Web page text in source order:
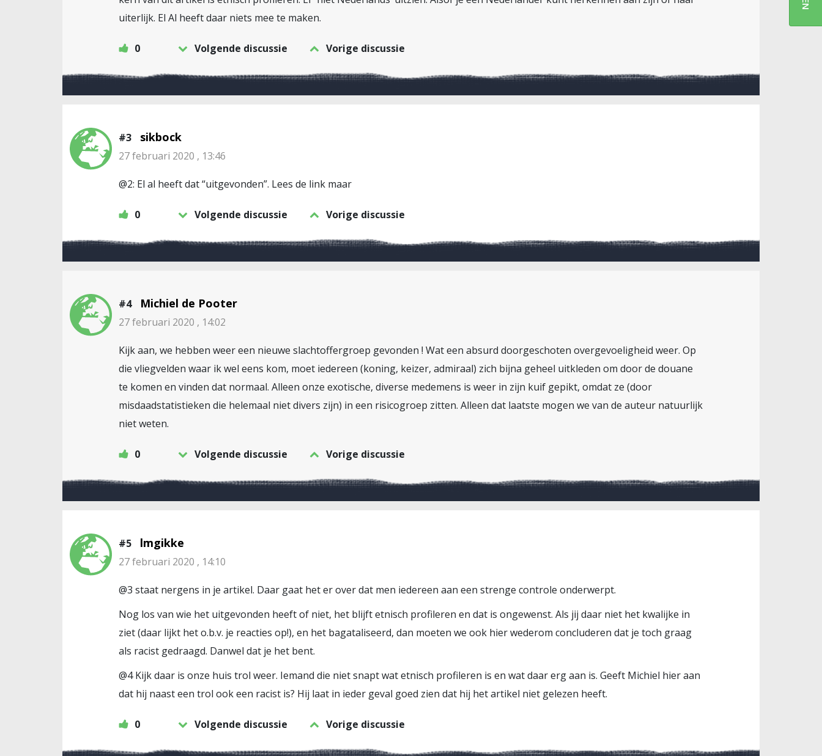
uiterlijk. El Al heeft daar niets mee te maken.
0 Volgende discussie Vorige discussie
#3 sikbock
27 februari 2020 , 13:46
@2: El al heeft dat “uitgevonden”. Lees de link maar
0 Volgende discussie Vorige discussie
#4 Michiel de Pooter
27 februari 2020 , 14:02
Kijk aan, we hebben weer een nieuwe slachtoffergroep gevonden ! Wat een absurd doorgeschoten overgevoeligheid weer. Op
die vliegvelden waar ik wel eens kom, moet iedereen (koning, keizer, admiraal) zich bijna geheel uitkleden om door de douane
te komen en vinden dat normaal. Alleen onze exotische, diverse medemens is weer in zijn kuif gepikt, omdat ze (door
misdaadstatistieken die helemaal niet divers zijn) in een risicogroep zitten. Alleen dat laatste mogen we van de auteur natuurlijk
niet weten.
0 Volgende discussie Vorige discussie
#5 lmgikke
27 februari 2020 , 14:10
@3 staat nergens in je artikel. Daar gaat het er over dat men iedereen aan een strenge controle onderwerpt.
Nog los van wie het uitgevonden heeft of niet, het blijft etnisch profileren en dat is ongewenst. Als jij daar niet het kwalijke in
ziet (daar lijkt het o.b.v. je reacties op!), en het bagataliseerd, dan moeten we ook hier wederom concluderen dat je toch graag
als racist gedraagd. Danwel dat je het bent.
@4 Kijk daar is onze huis trol weer. Iemand die niet snapt wat etnisch profileren is en wat daar erg aan is. Geeft Michiel hier aan
dat hij naast een trol ook een racist is? Hij laat in ieder geval goed zien dat hij het artikel niet gelezen heeft.
0 Volgende discussie Vorige discussie